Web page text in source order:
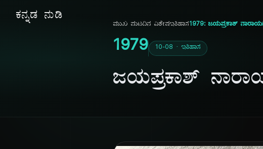
ಕನ್ನಡ ನುಡಿ
ಮುಖ ಪುಟದಿನ ವಿಶೇಷಇತಿಹಾಸ1979: ಜಯಪ್ರಕಾಶ್
1979 10-08 · ಇತಿಹಾಸ
ಜಯಪ್ರಕಾಶ್